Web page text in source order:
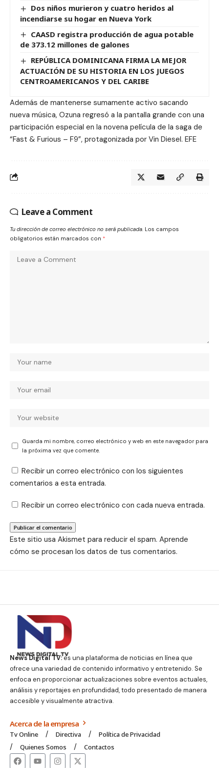
Dos niños murieron y cuatro heridos al
incendiarse su hogar en Nueva York
CAASD registra producción de agua potable
de 373.12 millones de galones
REPÚBLICA DOMINICANA FIRMA LA MEJOR
ACTUACIÓN DE SU HISTORIA EN LOS JUEGOS
CENTROAMERICANOS Y DEL CARIBE
Además de mantenerse sumamente activo sacando
nueva música, Ozuna regresó a la pantalla grande con una
participación especial en la novena película de la saga de
“Fast & Furious – F9”, protagonizada por Vin Diesel. EFE
Leave a Comment
Tu dirección de correo electrónico no será publicada. Los campos
obligatorios están marcados con *
Guarda mi nombre, correo electrónico y web en este navegador para
la próxima vez que comente.
Recibir un correo electrónico con los siguientes
comentarios a esta entrada.
Recibir un correo electrónico con cada nueva entrada.
Este sitio usa Akismet para reducir el spam. Aprende
cómo se procesan los datos de tus comentarios.
News Digital TV:es una plataforma de noticias en línea que
ofrece una variedad de contenido informativo y entretenido. Se
enfoca en proporcionar actualizaciones sobre eventos actuales,
análisis y reportajes en profundidad, todo presentado de manera
accesible y visualmente atractiva.
Acerca de la empresa
Tv Online Directiva
Política de Privacidad
Quienes Somos
Contactos